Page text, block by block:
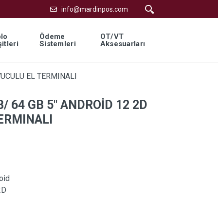
info@mardinpos.com
Ödeme
Sistemleri
OT/VT
Aksesuarları
EL TERMINALI
64 GB 5″ ANDROİD 12 2D